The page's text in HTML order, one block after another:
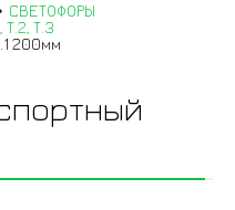
СВЕТОФОРЫ
Т.3
200мм